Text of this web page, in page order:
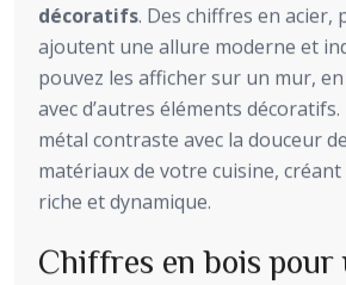
décoratifs. Des chiffres en acier,
ajoutent une allure moderne et
pouvez les afficher sur un mur,
avec d’autres éléments
métal contraste avec la douceur
matériaux de votre cuisine,
riche et dynamique.
Chiffres en bois pour